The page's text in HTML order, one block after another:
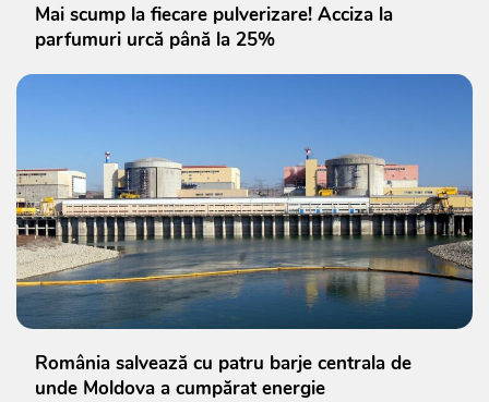
Mai scump la fiecare pulverizare! Acciza la
parfumuri urcă până la 25%
România salvează cu patru barje centrala de
unde Moldova a cumpărat energie